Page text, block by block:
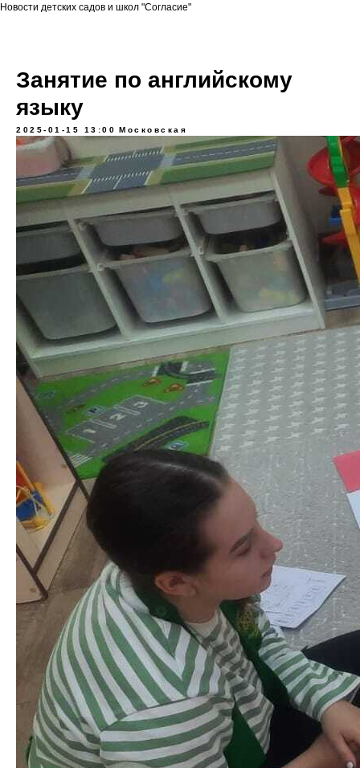
Новости детских садов и школ "Согласие"
Занятие по английскому
языку
2025-01-15 13:00 Московская